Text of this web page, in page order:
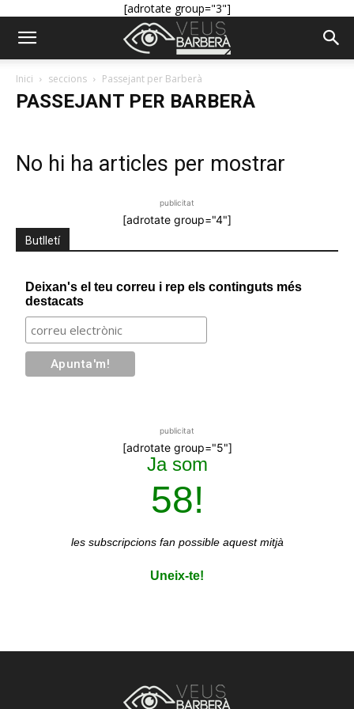
[adrotate group="3"]
Inici seccions Passejant per Barberà
PASSEJANT PER BARBERÀ
No hi ha articles per mostrar
publicitat
[adrotate group="4"]
Butlletí
Deixan's el teu correu i rep els continguts més
destacats
publicitat
[adrotate group="5"]
Ja som
58!
les subscripcions fan possible aquest mitjà
Uneix-te!